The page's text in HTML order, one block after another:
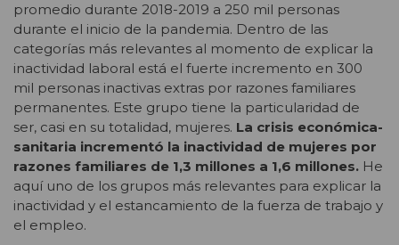
promedio durante 2018-2019 a 250 mil personas
durante el inicio de la pandemia. Dentro de las
categorías más relevantes al momento de explicar la
inactividad laboral está el fuerte incremento en 300
mil personas inactivas extras por razones familiares
permanentes. Este grupo tiene la particularidad de
ser, casi en su totalidad, mujeres. La crisis económica-
sanitaria incrementó la inactividad de mujeres por
razones familiares de 1,3 millones a 1,6 millones. He
aquí uno de los grupos más relevantes para explicar la
inactividad y el estancamiento de la fuerza de trabajo y
el empleo.